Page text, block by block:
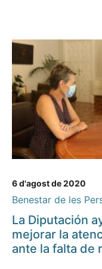
6 d'agost de 2020
Benestar de les
La Diputación
mejorar la
ante la falta de